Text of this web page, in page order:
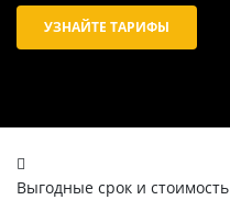
УЗНАЙТЕ ТАРИФЫ
Выгодные срок и стоимость